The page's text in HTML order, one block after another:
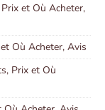
et Où Acheter,
Où Acheter, Avis
Prix et Où